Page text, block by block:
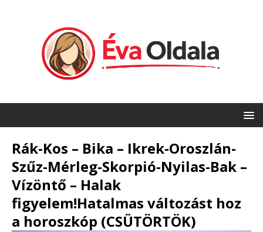
Rák-Kos – Bika – Ikrek-Oroszlán-
Szűz-Mérleg-Skorpió-Nyilas-Bak –
Vízöntő – Halak
figyelem!Hatalmas változást hoz
a horoszkóp (CSÜTÖRTÖK)